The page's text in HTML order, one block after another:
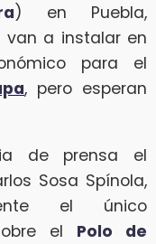
) en Puebla,
van a instalar en
para el
, pero esperan
de prensa el
Sosa Spínola,
el único
el Polo de